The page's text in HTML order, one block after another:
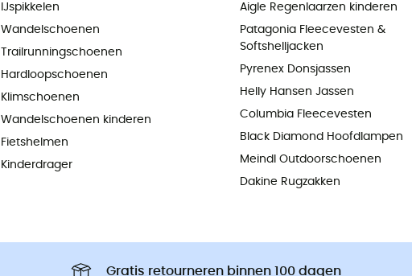
IJspikkelen
Wandelschoenen
Trailrunningschoenen
Hardloopschoenen
Klimschoenen
Wandelschoenen kinderen
Fietshelmen
Kinderdrager
Aigle Regenlaarzen kinderen
Patagonia Fleecevesten &
Softshelljacken
Pyrenex Donsjassen
Helly Hansen Jassen
Columbia Fleecevesten
Black Diamond Hoofdlampen
Meindl Outdoorschoenen
Dakine Rugzakken
Gratis retourneren binnen 100 dagen